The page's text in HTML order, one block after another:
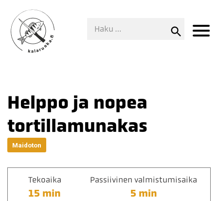
Helppo ja nopea
tortillamunakas
Maidoton
Tekoaika
15 min
Passiivinen valmistumisaika
5 min